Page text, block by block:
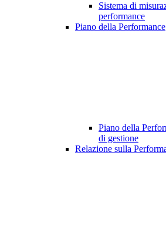
Sistema di
performance
Piano della Performance
Piano della
di gestione
Relazione sulla